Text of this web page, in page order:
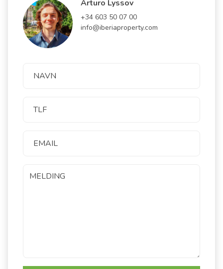
Arturo Lyssov
+34 603 50 07 00
info@iberiaproperty.com